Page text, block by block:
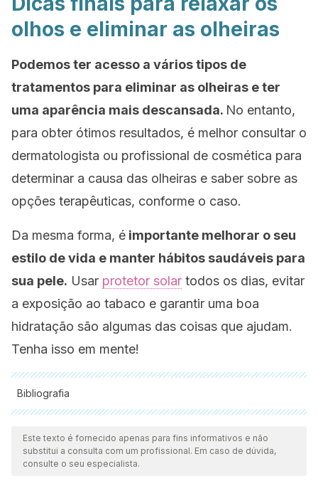
olhos e eliminar as olheiras
Podemos ter acesso a vários tipos de
tratamentos para eliminar as olheiras e ter
uma aparência mais descansada. No entanto,
para obter ótimos resultados, é melhor consultar o
dermatologista ou profissional de cosmética para
determinar a causa das olheiras e saber sobre as
opções terapêuticas, conforme o caso.
Da mesma forma, é importante melhorar o seu
estilo de vida e manter hábitos saudáveis ​​para
sua pele. Usar protetor solar todos os dias, evitar
a exposição ao tabaco e garantir uma boa
hidratação são algumas das coisas que ajudam.
Tenha isso em mente!
Bibliografia
Todas as fontes citadas foram minuciosamente revisadas por
nossa equipe para garantir sua qualidade, confiabilidade,
atualidade e validade. A bibliografia deste artigo foi
Este texto é fornecido apenas para fins informativos e não
substitui a consulta com um profissional. Em caso de dúvida,
consulte o seu especialista.